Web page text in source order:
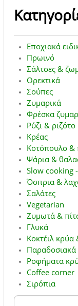
Εποχιακά
Πρωινό
Σάλτσες &
Ορεκτικά
Σούπες
Ζυμαρικά
Φρέσκα
Ρύζι & ριζότο
Κρέας
Κοτόπουλο &
Ψάρια &
Slow cooking
Όσπρια &
Σαλάτες
Vegetarian
Ζυμωτά &
Γλυκά
Κοκτέιλ κρύα
Παραδοσιακά
Ροφήματα
Coffee corner
Σιρόπια